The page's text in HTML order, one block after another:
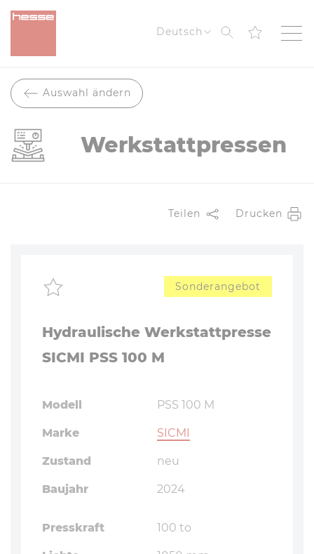
Deutsch Suche
Auswahl ändern
Werkstattpressen
Teilen Drucken
Sonderangebot
Hydraulische Werkstattpresse
SICMI PSS 100 M
Modell PSS 100 M
Marke SICMI
Zustand neu
Baujahr 2024
Presskraft 100 to